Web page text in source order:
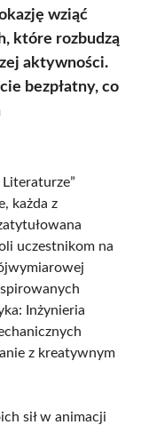
wziąć
które rozbudzą
aktywności.
bezpłatny, co
każda z
uczestnikom na
Inżynieria
z kreatywnym
sił w animacji